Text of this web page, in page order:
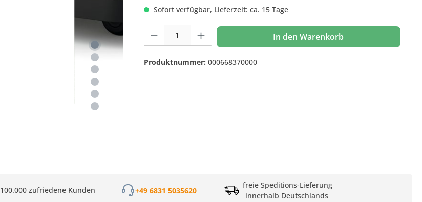
Sofort verfügbar, Lieferzeit: ca. 15 Tage
Produkt Anzahl: Gib den gewünschten Wert ein oder benutze die Schaltflächen um die
In den Warenkorb
Produktnummer: 000668370000
100.000 zufriedene Kunden +49 6831 5035620
freie Speditions-Lieferung
innerhalb Deutschlands